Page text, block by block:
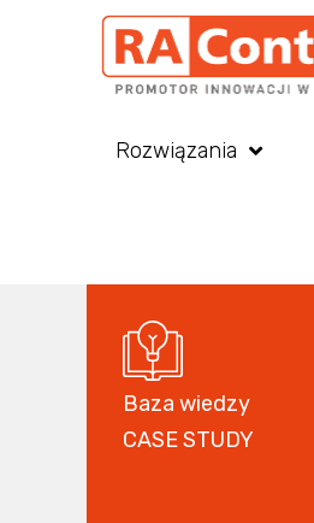
Rozwiązania
Baza wiedzy
CASE STUDY